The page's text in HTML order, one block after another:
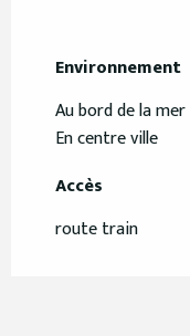
Environnement
Environnement
Au bord de la mer
En centre ville
Accès
Accès
route train